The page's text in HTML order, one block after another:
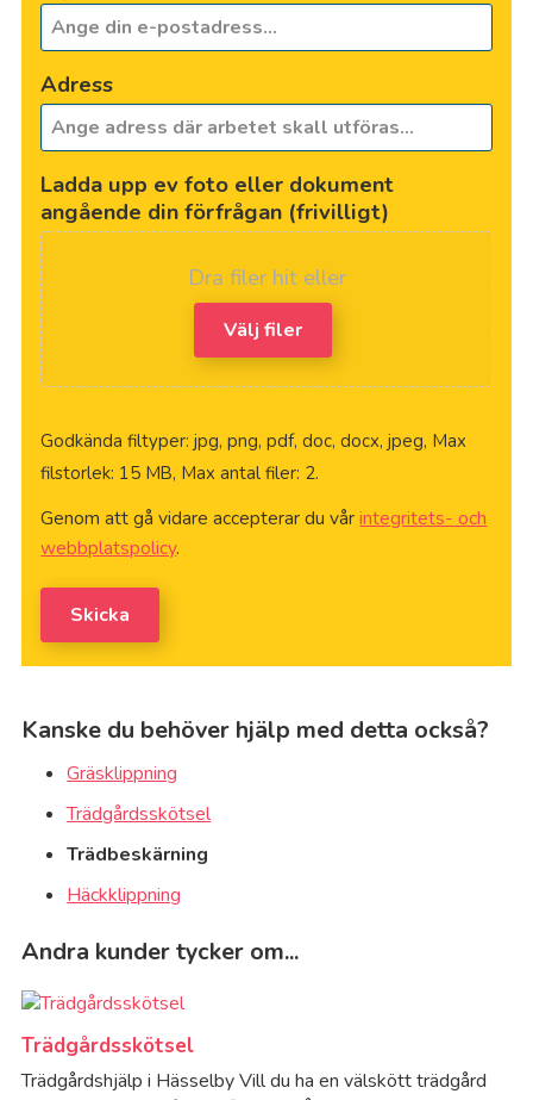
Adress
Ladda upp ev foto eller dokument
angående din förfrågan (frivilligt)
Dra filer hit eller
Välj filer
Godkända filtyper: jpg, png, pdf, doc, docx, jpeg, Max
filstorlek: 15 MB, Max antal filer: 2.
Genom att gå vidare accepterar du vårintegritets- och
webbplatspolicy.
Skicka
Kanske du behöver hjälp med detta också?
Gräsklippning
Trädgårdsskötsel
Trädbeskärning
Häckklippning
Andra kunder tycker om...
Trädgårdsskötsel
Trädgårdshjälp i Hässelby Vill du ha en välskött trädgård